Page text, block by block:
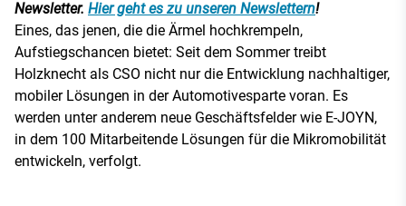
Newsletter. Hier geht es zu unseren Newslettern!
Eines, das jenen, die die Ärmel hochkrempeln,
Aufstiegschancen bietet: Seit dem Sommer treibt
Holzknecht als CSO nicht nur die Entwicklung nachhaltiger,
mobiler Lösungen in der Automotivesparte voran. Es
werden unter anderem neue Geschäftsfelder wie E-JOYN,
in dem 100 Mitarbeitende Lösungen für die Mikromobilität
entwickeln, verfolgt.